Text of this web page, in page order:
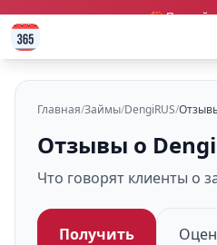
🎁 Первый
Главная/Займы/DengiRUS/
Отзывы о
Что говорят клиенты о
Получить